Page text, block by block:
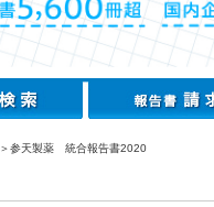
＞参天製薬 統合報告書2020